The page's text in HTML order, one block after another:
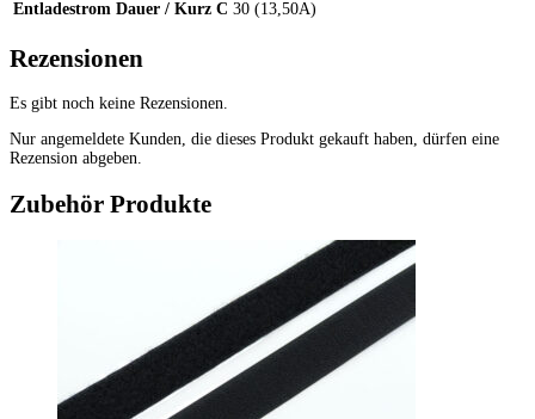
Entladestrom Dauer / Kurz C 30 (13,50A)
Rezensionen
Es gibt noch keine Rezensionen.
Nur angemeldete Kunden, die dieses Produkt gekauft haben, dürfen eine
Rezension abgeben.
Zubehör Produkte